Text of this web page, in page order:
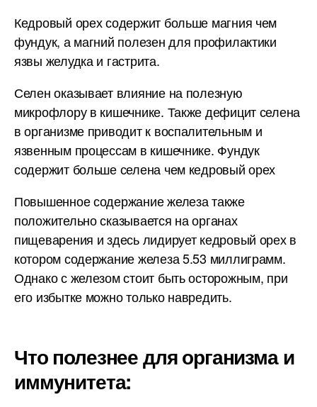
Кедровый орех содержит больше магния чем
фундук, а магний полезен для профилактики
язвы желудка и гастрита.
Селен оказывает влияние на полезную
микрофлору в кишечнике. Также дефицит селена
в организме приводит к воспалительным и
язвенным процессам в кишечнике. Фундук
содержит больше селена чем кедровый орех
Повышенное содержание железа также
положительно сказывается на органах
пищеварения и здесь лидирует кедровый орех в
котором содержание железа 5.53 миллиграмм.
Однако с железом стоит быть осторожным, при
его избытке можно только навредить.
Что полезнее для организма и
иммунитета: